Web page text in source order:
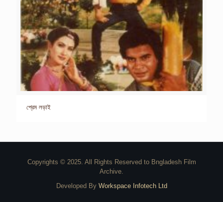
প্রেম লড়াই
Copyrights © 2025. All Rights Reserved to Bngladesh Film
Archive.
Developed By Workspace Infotech Ltd